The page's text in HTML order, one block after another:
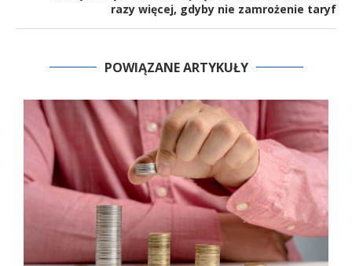
razy więcej, gdyby nie zamrożenie taryf
POWIĄZANE ARTYKUŁY